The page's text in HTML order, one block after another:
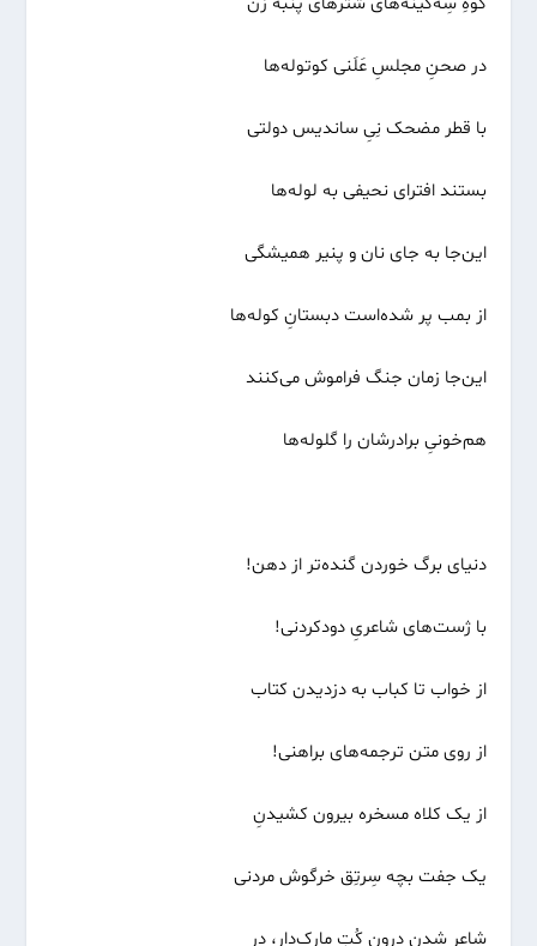
در صحنِ مجلسِ عَلَنی کوتوله‌ها
با قطر مضحک نِیِ ساندیس دولتی
بستند افترای نحیفی به لوله‌ها
این‌جا به جای نان و پنیر همیشگی
از بمب پر شده‌است دبستانِ کوله‌ها
این‌جا زمان جنگ فراموش می‌کنند
هم‌خونیِ برادرشان را گلوله‌ها
دنیای برگ خوردن گنده‌تر از دهن!
با ژست‌های شاعریِ دودکردنی!
از خواب تا کباب به دزدیدن کتاب
از روی متن ترجمه‌های براهنی!
از یک کلاه مسخره بیرون کشیدنِ
یک جفت بچه سِرتِق خرگوش مردنی
شاعر شدن درون کُتِ مارک‌‌دار، در